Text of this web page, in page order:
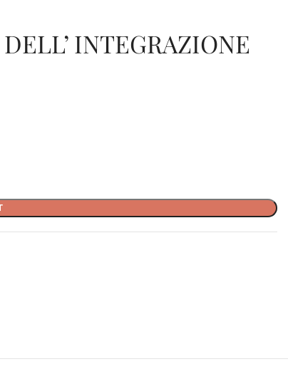
INTEGRAZIONE